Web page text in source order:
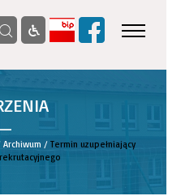
Archiwum / Termin uzupełniający